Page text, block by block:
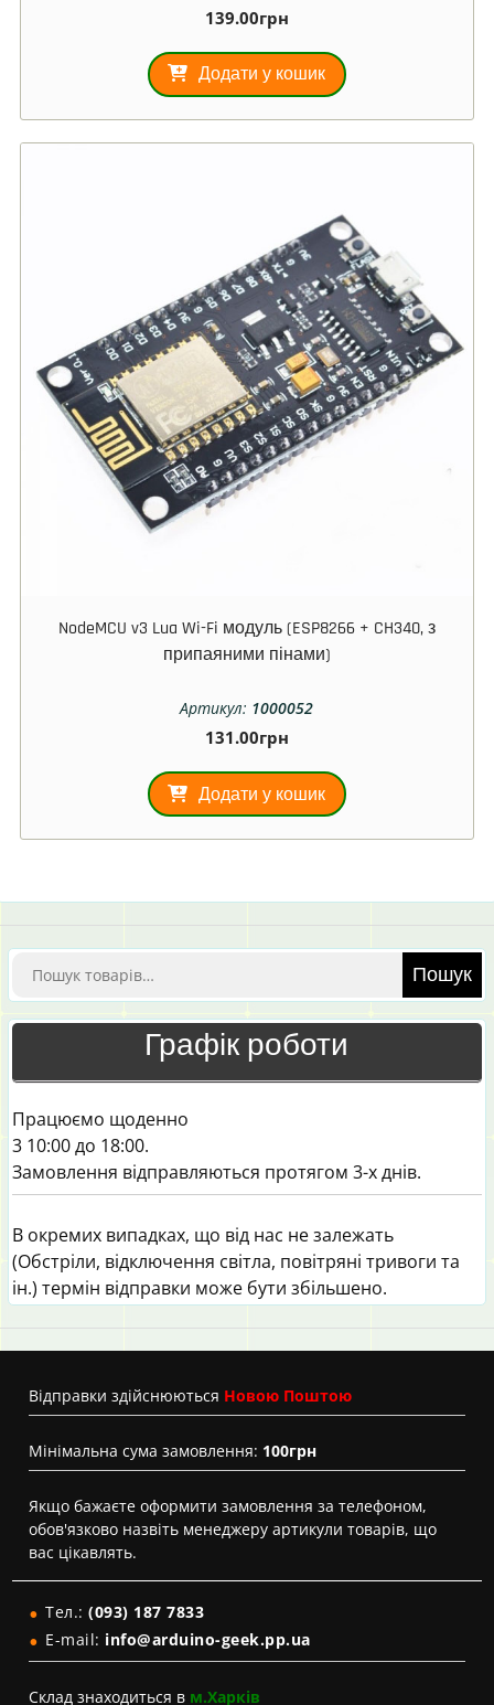
139.00грн
Додати у кошик
NodeMCU v3 Lua Wi-Fi модуль (ESP8266 + CH340, з
припаяними пінами)
Артикул: 1000052
131.00грн
Додати у кошик
Шукати: Пошук
Графік роботи
Працюємо щоденно
3 10:00 до 18:00.
Замовлення відправляються протягом 3-х днів.
В окремих випадках, що від нас не залежать
(Обстріли, відключення світла, повітряні тривоги та
ін.) термін відправки може бути збільшено.
Вiдправки здійснюються Новою Поштою
Мінімальна сума замовлення: 100грн
Якщо бажаєте оформити замовлення за телефоном,
обов'язково назвіть менеджеру артикули товарів, що
вас цікавлять.
Тел.: (093) 187 7833
E-mail: info@arduino-geek.pp.ua
Склад знаходиться в м.Харків